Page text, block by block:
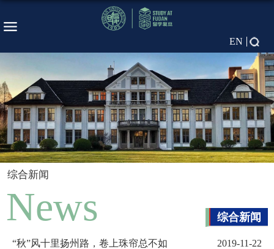
EN
综合新闻
News 综合新闻
“秋”风十里扬州路，卷上珠帘总不如 2019-11-22